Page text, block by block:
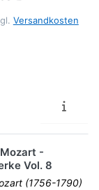
Versandkosten
-
Vol. 8
(1756-1790)